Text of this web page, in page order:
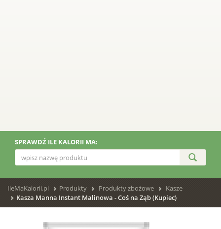
SPRAWDŹ ILE KALORII MA:
IleMaKalorii.pl Produkty Produkty zbożowe
Kasze
Kasza Manna Instant Malinowa - Coś na Ząb (Kupiec)